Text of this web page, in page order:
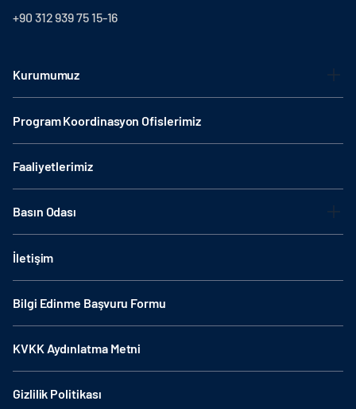
+90 312 939 75 15-16
Kurumumuz
Program Koordinasyon Ofislerimiz
Faaliyetlerimiz
Basın Odası
İletişim
Bilgi Edinme Başvuru Formu
KVKK Aydınlatma Metni
Gizlilik Politikası